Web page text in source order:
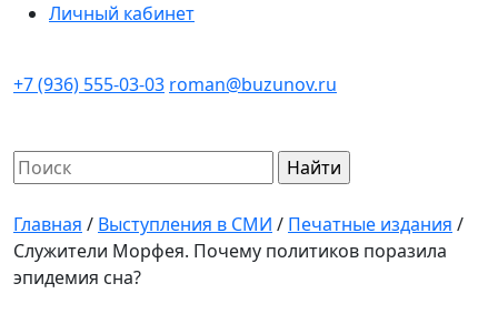
Личный кабинет
+7 (936) 555-03-03 roman@buzunov.ru
Найти:
Главная / Выступления в СМИ / Печатные издания /
Служители Морфея. Почему политиков поразила
эпидемия сна?